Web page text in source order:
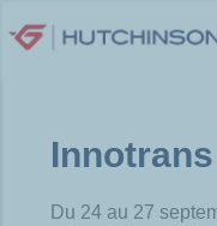
au
Du 24 au 27